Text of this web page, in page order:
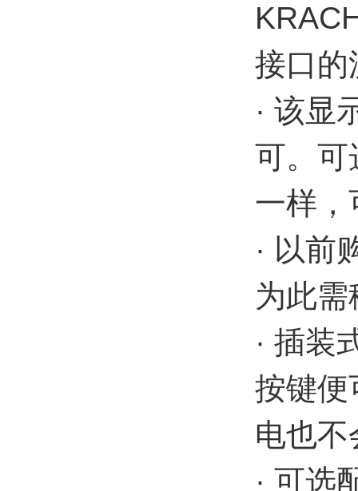
接口的
· 该显
可。可
一样，
· 以前
为此
· 插装
按键便
电也
· 可选